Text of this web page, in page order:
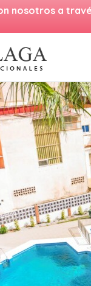
nosotros a